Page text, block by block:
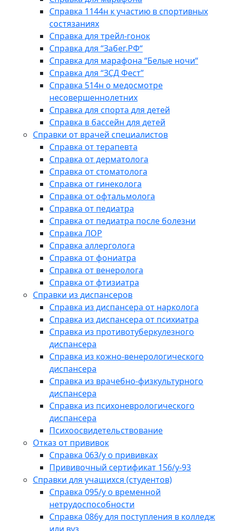
Справка 1144н к участию в спортивных
состязаниях
Справка для трейл-гонок
Справка для “Забег.РФ“
Справка для марафона “Белые ночи“
Справка для “ЗСД Фест”
Справка 514н о медосмотре
несовершеннолетних
Справка для спорта для детей
Справка в бассейн для детей
Справки от врачей специалистов
Справка от терапевта
Справка от дерматолога
Справка от стоматолога
Справка от гинеколога
Справка от офтальмолога
Справка от педиатра
Справка от педиатра после болезни
Справка ЛОР
Справка аллерголога
Справка от фониатра
Справка от венеролога
Справка от фтизиатра
Справки из диспансеров
Справка из диспансера от нарколога
Справка из диспансера от психиатра
Справка из противотуберкулезного
диспансера
Справка из кожно-венерологического
диспансера
Справка из врачебно-физкультурного
диспансера
Справка из психоневрологического
диспансера
Психоосвидетельствование
Отказ от прививок
Справка 063/у о прививках
Прививочный сертификат 156/у-93
Справки для учащихся (студентов)
Справка 095/у о временной
нетрудоспособности
Справка 086у для поступления в колледж